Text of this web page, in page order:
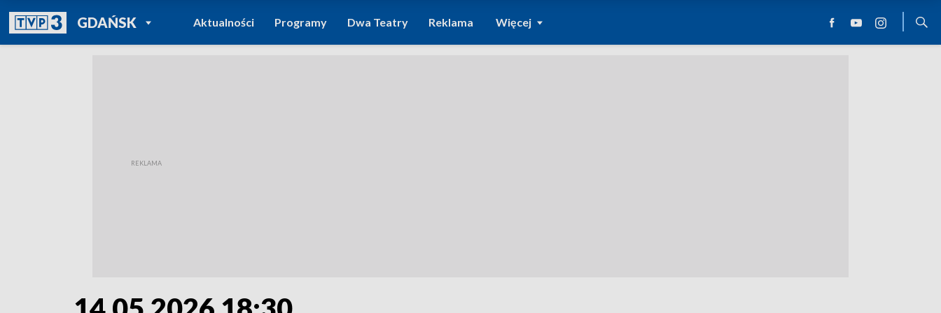
GDAŃSKPOWRÓT DO
TVP REGIONY
Aktualności Programy Dwa Teatry Reklama Więcej